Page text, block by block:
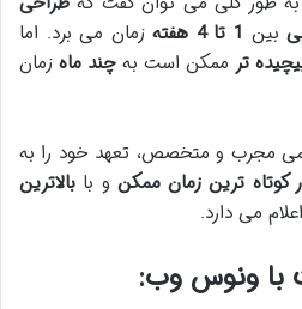
بین 1 تا 4 هفته
زمان می برد. اما
تر ممکن است به چند ماه زمان
مجرب و متخصص، تعهد خود را به
ترین زمان ممکن و با بالاترین
می دارد.
با ونوس وب: